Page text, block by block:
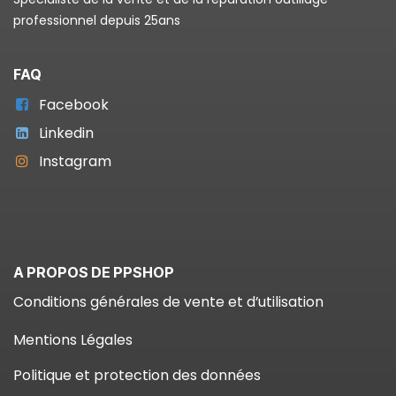
professionnel depuis 25ans
FAQ
Facebook
Linkedin
Instagram
A PROPOS DE PPSHOP
Conditions générales de vente et d’utilisation
Mentions Légales
Politique et protection des données